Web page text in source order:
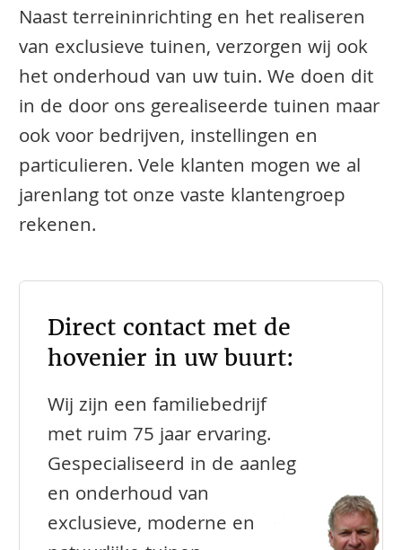
Naast terreininrichting en het realiseren
van exclusieve tuinen, verzorgen wij ook
het onderhoud van uw tuin. We doen dit
in de door ons gerealiseerde tuinen maar
ook voor bedrijven, instellingen en
particulieren. Vele klanten mogen we al
jarenlang tot onze vaste klantengroep
rekenen.
Direct contact met de
hovenier in uw buurt:
Wij zijn een familiebedrijf
met ruim 75 jaar ervaring.
Gespecialiseerd in de aanleg
en onderhoud van
exclusieve, moderne en